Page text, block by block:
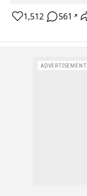
1,512 561 ↗
ADVERTISEMENT